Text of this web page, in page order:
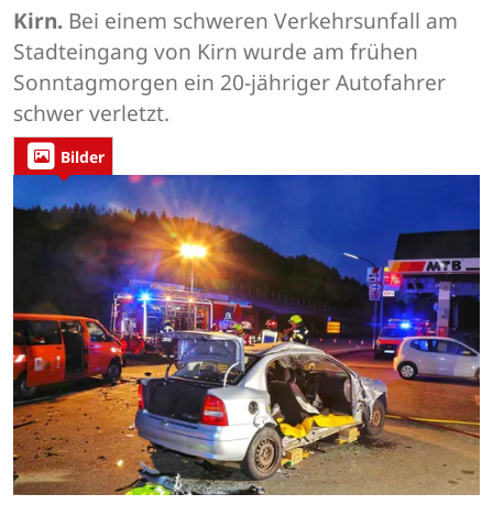
Kirn. Bei einem schweren Verkehrsunfall am
Stadteingang von Kirn wurde am frühen
Sonntagmorgen ein 20-jähriger Autofahrer
schwer verletzt.
Bilder